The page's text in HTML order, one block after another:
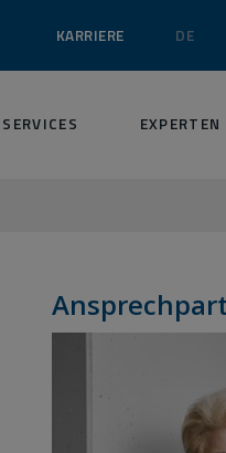
KARRIERE DE
SERVICES EXPERTEN